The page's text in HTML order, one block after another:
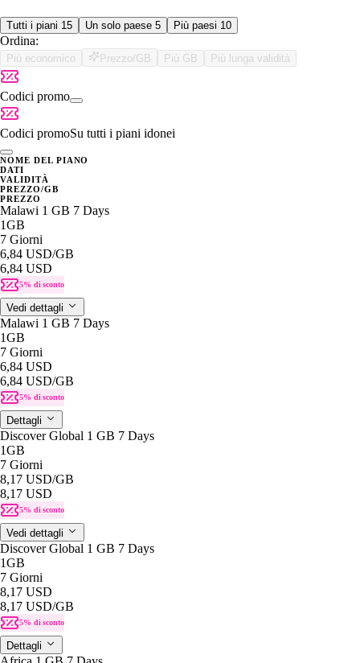
Tutti i piani 15 Un solo paese 5 Più paesi 10
Ordina:
Più economico Prezzo/GB Più GB Più lunga validità
Codici promo
Codici promoSu tutti i piani idonei
NOME DEL PIANO
DATI
VALIDITÀ
PREZZO/GB
PREZZO
Malawi 1 GB 7 Days
1GB
7 Giorni
6,84 USD/GB
6,84 USD
5% di sconto
Vedi dettagli
Malawi 1 GB 7 Days
1GB
7 Giorni
6,84 USD
6,84 USD/GB
5% di sconto
Dettagli
Discover Global 1 GB 7 Days
1GB
7 Giorni
8,17 USD/GB
8,17 USD
5% di sconto
Vedi dettagli
Discover Global 1 GB 7 Days
1GB
7 Giorni
8,17 USD
8,17 USD/GB
5% di sconto
Dettagli